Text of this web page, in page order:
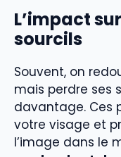
L’impact
sourcils
Souvent, on
mais perdre ses
davantage. Ces
votre visage et
l’image dans le